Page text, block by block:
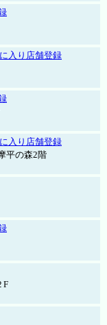
入り店舗登録
入り店舗登録
平の森2階
F